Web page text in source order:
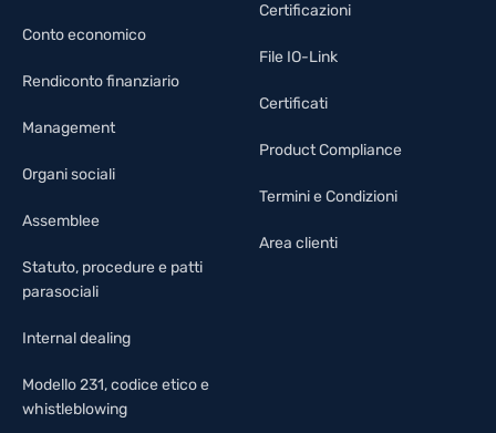
Conto economico
Rendiconto finanziario
Management
Organi sociali
Assemblee
Statuto, procedure e patti
parasociali
Internal dealing
Modello 231, codice etico e
whistleblowing
Certificazioni
File IO-Link
Certificati
Product Compliance
Termini e Condizioni
Area clienti